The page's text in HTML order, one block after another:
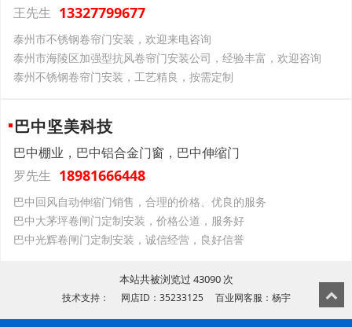
王先生 13327799677
泰州市不锈钢卷帘门安装，欢迎来电咨询
泰州市海陵区加强型抗风卷帘门安装公司，经验丰富，欢迎咨询
泰州不锈钢卷帘门安装，工艺精良，按需定制
巴中坚美科技
巴中棚业，巴中铝合金门窗，巴中伸缩门
罗先生 18981666448
巴中回风自动伸缩门销售，合理的价格、优良的服务
巴中大茅坪卷闸门定制安装，价格公道，服务好
巴中光辉卷闸门定制安装，诚信经营，良好信誉
本站共被浏览过 43090 次
技术支持： 网店ID：35233125 百业网客服：杨宇